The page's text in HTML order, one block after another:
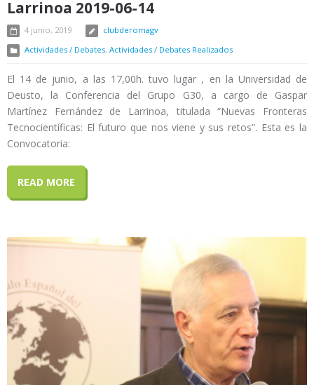
Larrinoa 2019-06-14
4 junio, 2019
clubderomagv
Actividades / Debates, Actividades / Debates Realizados
El 14 de junio, a las 17,00h. tuvo lugar , en la Universidad de
Deusto, la Conferencia del Grupo G30, a cargo de Gaspar
Martínez Fernández de Larrinoa, titulada “Nuevas Fronteras
Tecnocientíficas: El futuro que nos viene y sus retos”. Esta es la
Convocatoria:
READ MORE